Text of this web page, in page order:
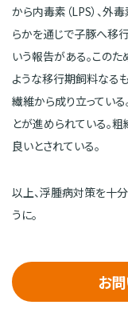
から内毒素（LPS）、外
らかを通じで子豚へ移
いう報告がある。この
ような移行期飼料なる
繊維から成り立ってい
とが進められている。
良いとされている。
以上、浮腫病対策を十
うに。
お